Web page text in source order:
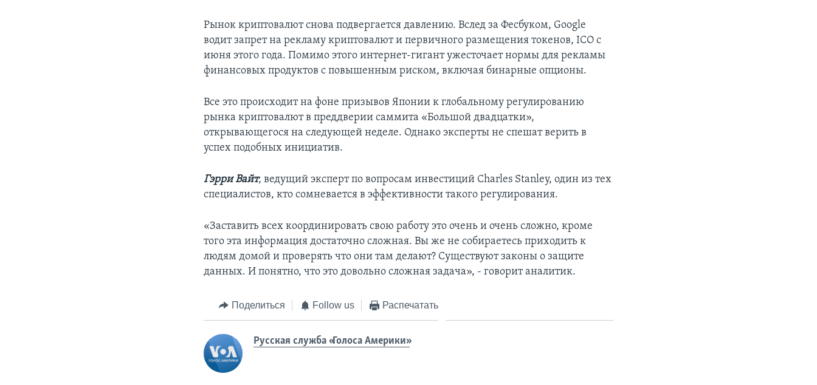
Рынок криптовалют снова подвергается давлению. Вслед за Фесбуком, Google
водит запрет на рекламу криптовалют и первичного размещения токенов, ICO с
июня этого года. Помимо этого интернет-гигант ужесточает нормы для рекламы
финансовых продуктов с повышенным риском, включая бинарные опционы.
Все это происходит на фоне призывов Японии к глобальному регулированию
рынка криптовалют в преддверии саммита «Большой двадцатки»,
открывающегося на следующей неделе. Однако эксперты не спешат верить в
успех подобных инициатив.
Гэрри Вайт, ведущий эксперт по вопросам инвестиций Charles Stanley, один из тех
специалистов, кто сомневается в эффективности такого регулирования.
«Заставить всех координировать свою работу это очень и очень сложно, кроме
того эта информация достаточно сложная. Вы же не собираетесь приходить к
людям домой и проверять что они там делают? Существуют законы о защите
данных. И понятно, что это довольно сложная задача», - говорит аналитик.
Поделиться Follow us Распечатать
Русская служба «Голоса Америки»